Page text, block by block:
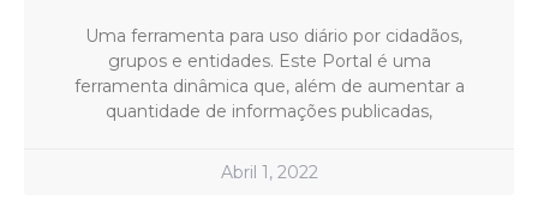
Uma ferramenta para uso diário por cidadãos,
grupos e entidades. Este Portal é uma
ferramenta dinâmica que, além de aumentar a
quantidade de informações publicadas,
Abril 1, 2022